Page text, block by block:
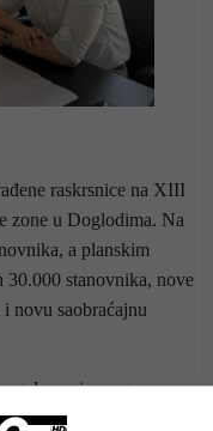
raskrsnice na XIII
zone u Doglodima. Na
a planskim
30.000 stanovnika, nove
novu saobraćajnu
depoa javnog prevoza